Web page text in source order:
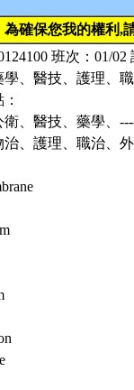
為確保您我的權利,
班次：01/
學、醫技、護理、
衛、醫技、藥學、
治、護理、職治、